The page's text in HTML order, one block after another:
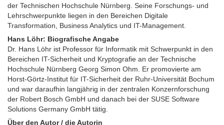
der Technischen Hochschule Nürnberg. Seine Forschungs- und
Lehrschwerpunkte liegen in den Bereichen Digitale
Transformation, Business Analytics und IT-Management.
Hans Löhr: Biografische Angabe
Dr. Hans Löhr ist Professor für Informatik mit Schwerpunkt in den
Bereichen IT-Sicherheit und Kryptografie an der Technische
Hochschule Nürnberg Georg Simon Ohm. Er promovierte am
Horst-Görtz-Institut für IT-Sicherheit der Ruhr-Universität Bochum
und war daraufhin langjährig in der zentralen Konzernforschung
der Robert Bosch GmbH und danach bei der SUSE Software
Solutions Germany GmbH tätig.
Über den Autor / die Autorin